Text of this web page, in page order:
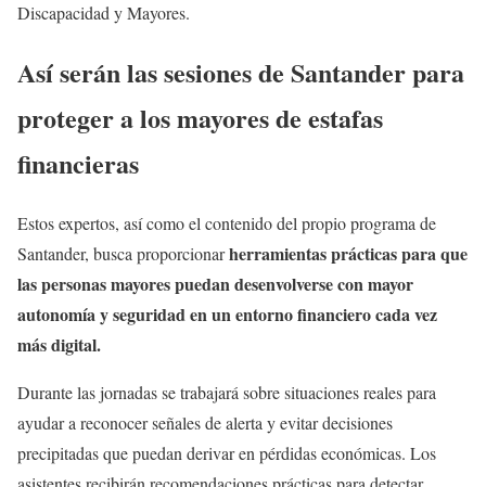
Discapacidad y Mayores.
Así serán las sesiones de Santander para
proteger a los mayores de estafas
financieras
Estos expertos, así como el contenido del propio programa de
Santander, busca proporcionarherramientas prácticas para que
las personas mayores puedan desenvolverse con mayor
autonomía y seguridad en un entorno financiero cada vez
más digital.
Durante las jornadas se trabajará sobre situaciones reales para
ayudar a reconocer señales de alerta y evitar decisiones
precipitadas que puedan derivar en pérdidas económicas. Los